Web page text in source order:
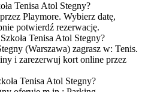
Tenisa Atol Stegny?
Playmore. Wybierz datę,
potwierdź rezerwację.
Tenisa Atol Stegny?
(Warszawa) zagrasz w: Tenis.
i zarezerwuj kort online przez
Tenisa Atol Stegny?